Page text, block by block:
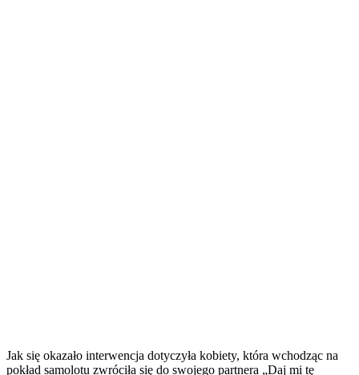
Jak się okazało interwencja dotyczyła kobiety, która wchodząc na
pokład samolotu zwróciła się do swojego partnera „Daj mi tę